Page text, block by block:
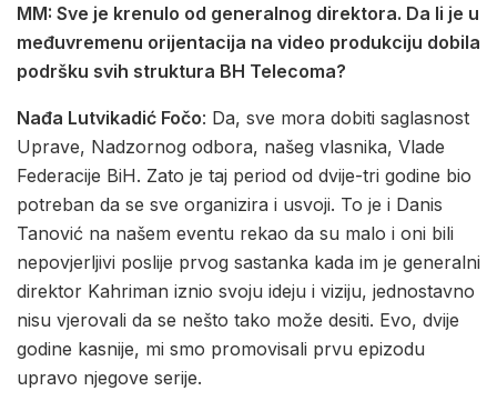
MM: Sve je krenulo od generalnog direktora. Da li je u
međuvremenu orijentacija na video produkciju dobila
podršku svih struktura BH Telecoma?
Nađa Lutvikadić Fočo: Da, sve mora dobiti saglasnost
Uprave, Nadzornog odbora, našeg vlasnika, Vlade
Federacije BiH. Zato je taj period od dvije-tri godine bio
potreban da se sve organizira i usvoji. To je i Danis
Tanović na našem eventu rekao da su malo i oni bili
nepovjerljivi poslije prvog sastanka kada im je generalni
direktor Kahriman iznio svoju ideju i viziju, jednostavno
nisu vjerovali da se nešto tako može desiti. Evo, dvije
godine kasnije, mi smo promovisali prvu epizodu
upravo njegove serije.